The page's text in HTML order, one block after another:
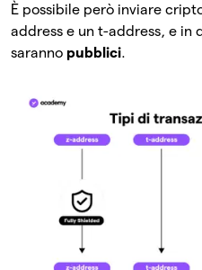
È possibile però inviare
address e un t-address, e in
saranno pubblici.